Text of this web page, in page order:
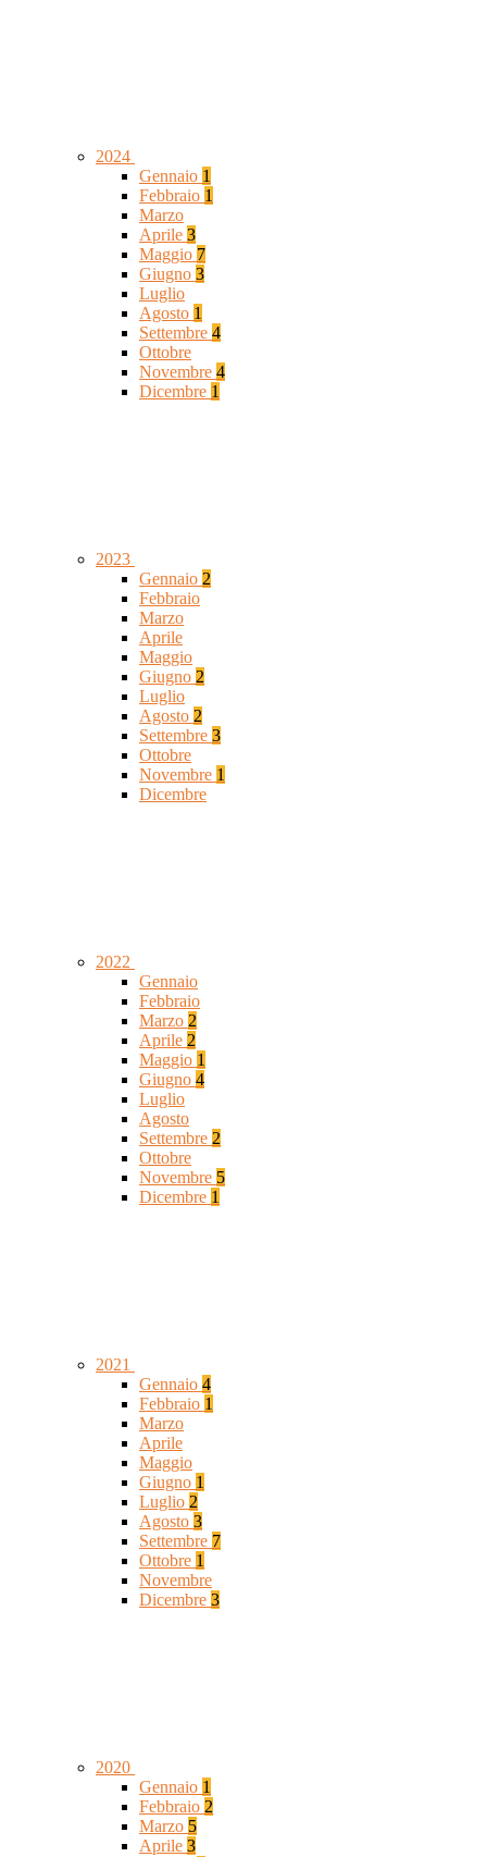
2024
Gennaio 1
Febbraio 1
Marzo
Aprile 3
Maggio 7
Giugno 3
Luglio
Agosto 1
Settembre 4
Ottobre
Novembre 4
Dicembre 1
2023
Gennaio 2
Febbraio
Marzo
Aprile
Maggio
Giugno 2
Luglio
Agosto 2
Settembre 3
Ottobre
Novembre 1
Dicembre
2022
Gennaio
Febbraio
Marzo 2
Aprile 2
Maggio 1
Giugno 4
Luglio
Agosto
Settembre 2
Ottobre
Novembre 5
Dicembre 1
2021
Gennaio 4
Febbraio 1
Marzo
Aprile
Maggio
Giugno 1
Luglio 2
Agosto 3
Settembre 7
Ottobre 1
Novembre
Dicembre 3
2020
Gennaio 1
Febbraio 2
Marzo 5
Aprile 3